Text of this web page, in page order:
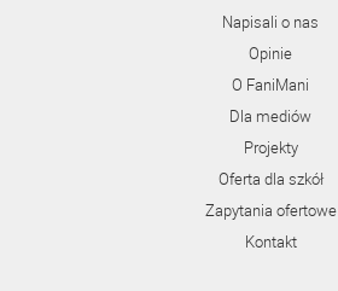
Napisali o nas
Opinie
O FaniMani
Dla mediów
Projekty
Oferta dla szkół
Zapytania ofertowe
Kontakt